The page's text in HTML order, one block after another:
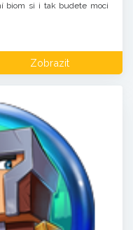
biom si i tak budete moci
Zobrazit